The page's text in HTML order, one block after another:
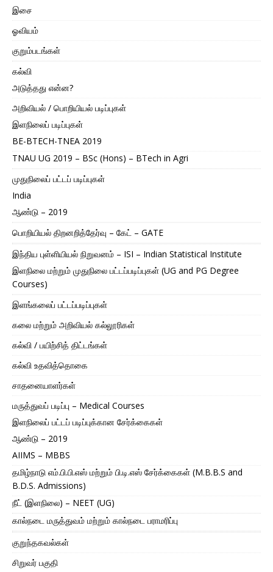
இசை
ஓவியம்
குறும்படங்கள்
கல்வி
அடுத்தது என்ன?
அறிவியல் / பொறியியல் படிப்புகள்
இளநிலைப் படிப்புகள்
BE-BTECH-TNEA 2019
TNAU UG 2019 – BSc (Hons) – BTech in Agri
முதுநிலைப் பட்டப் படிப்புகள்
India
ஆண்டு – 2019
பொறியியல் திறனறித்தேர்வு – கேட் – GATE
இந்திய புள்ளியியல் நிறுவனம் – ISI – Indian Statistical Institute
இளநிலை மற்றும் முதுநிலை பட்டப்படிப்புகள் (UG and PG Degree
Courses)
இளங்கலைப் பட்டப்படிப்புகள்
கலை மற்றும் அறிவியல் கல்லூரிகள்
கல்வி / பயிற்சித் திட்டங்கள்
கல்வி உதவித்தொகை
சாதனையாளர்கள்
மருத்துவப் படிப்பு – Medical Courses
இளநிலைப் பட்டப் படிப்புக்கான சேர்க்கைகள்
ஆண்டு – 2019
AIIMS – MBBS
தமிழ்நாடு எம்.பி.பி.எஸ் மற்றும் பி.டி.எஸ் சேர்க்கைகள் (M.B.B.S and
B.D.S. Admissions)
நீட் (இளநிலை) – NEET (UG)
கால்நடை மருத்துவம் மற்றும் கால்நடை பராமரிப்பு
குறுந்தகவல்கள்
சிறுவர் பகுதி